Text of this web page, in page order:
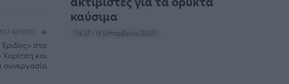
ΆΡΘΡΟ
στο
και
συνεργασία
καύσιμα
14:27 - 15 Σεπτεμβρίου 2023